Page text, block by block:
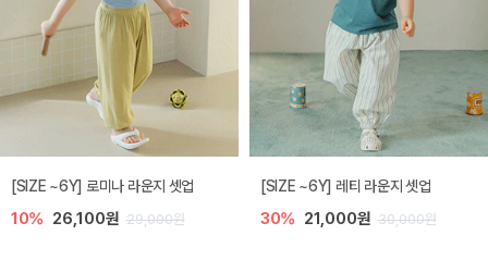
[SIZE ~6Y] 로미나 라운지 셋업
10% 26,100원 29,000원
[SIZE ~6Y] 레티 라운지 셋업
30% 21,000원 30,000원